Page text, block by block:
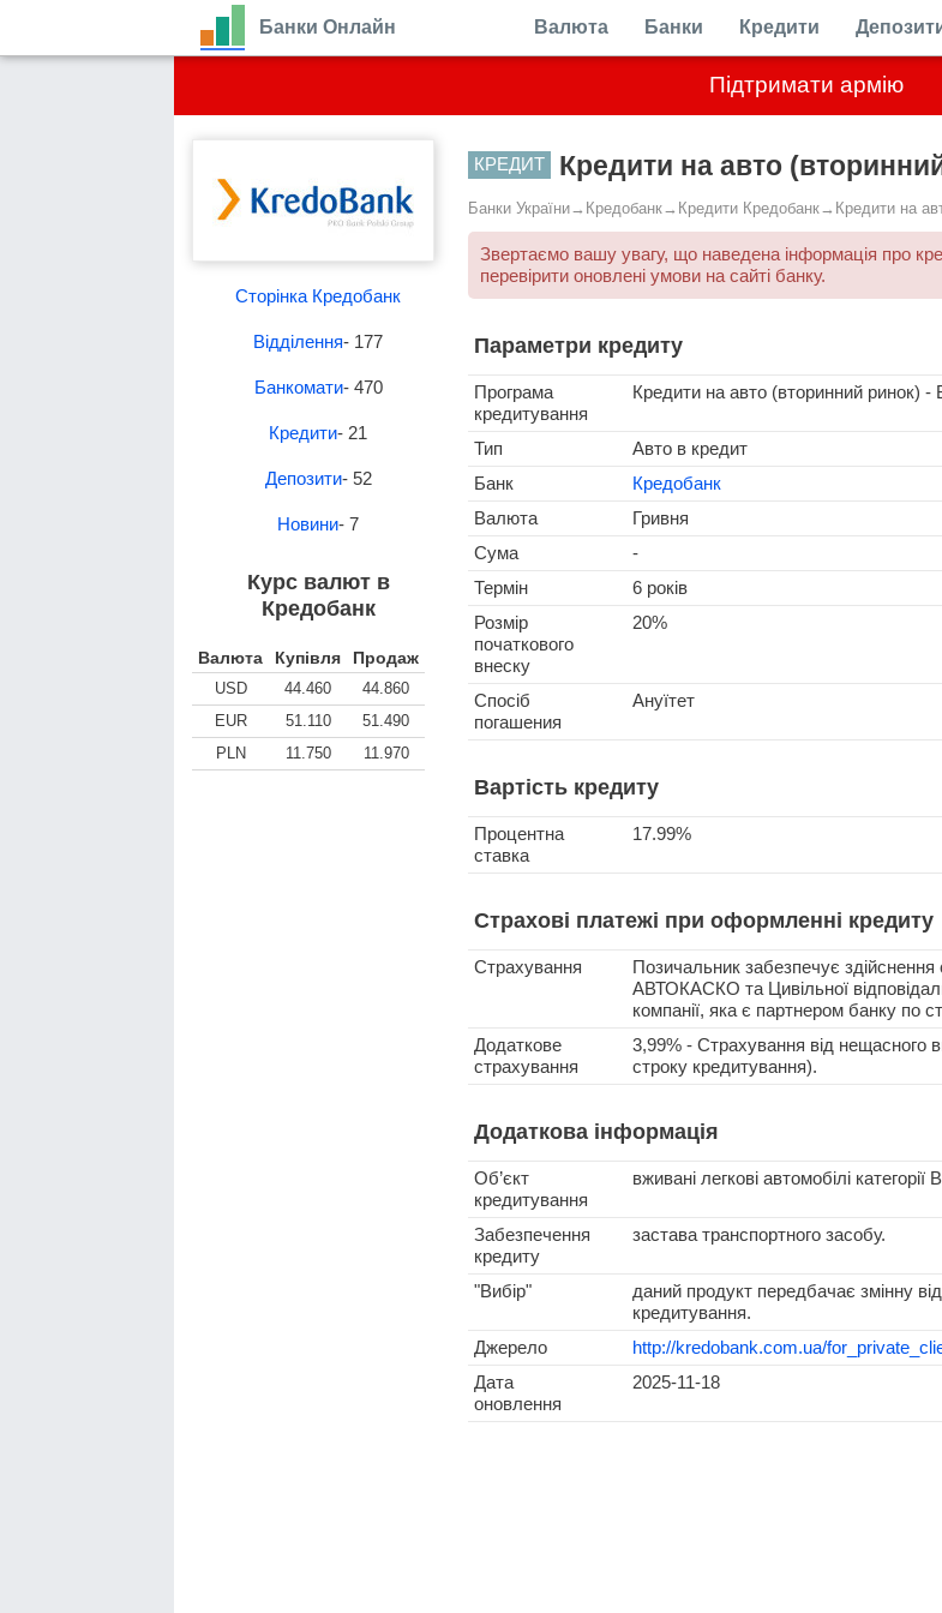
Підтримати армію
Банки Онлайн Валюта Банки Кредити
Сторінка Кредобанк
Відділення- 177
Банкомати- 470
Кредити- 21
Депозити- 52
Новини- 7
Курс валют в
Кредобанк
Валюта Купівля Продаж
USD 44.460
44.860
EUR
51.110
51.490
PLN
11.750 11.970
КРЕДИТ Кредити на авто
Банки України→ Кредобанк→ Кредити Кредобанк→ Кредити на
Звертаємо вашу увагу, що наведена інформація про
перевірити оновлені умови на сайті банку.
Параметри кредиту
Програма
кредитування
Кредити на авто (вторинний ринок) -
Тип
Авто в кредит
Банк
Кредобанк
Валюта
Гривня
Сума
-
Термін
6 років
Розмір
початкового
внеску
20%
Спосіб
погашения
Ануїтет
Вартість кредиту
Процентна
ставка
17.99%
Страхові платежі при оформленні кредиту
Страхування
Позичальник забезпечує
АВТОКАСКО та Цивільної
компанії, яка є партнером банку по
Додаткове
страхування
3,99% - Страхування від нещасного
строку кредитування).
Додаткова інформація
Об’єкт
кредитування
вживані легкові автомобілі категорії
Забезпечення
кредиту
застава транспортного засобу.
"Вибір"
даний продукт передбачає змінну
кредитування.
Джерело
http://kredobank.com.ua/
Дата
оновлення
2025-11-18